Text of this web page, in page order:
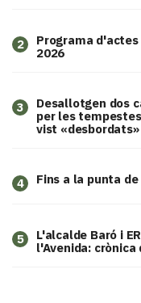
2
Programa
2026
3
​Desallotgen dos
per les
vist «desbordats»
4 Fins a la punta de
5
L'alcalde Baró i
l'Avenida: